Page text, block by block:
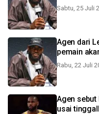
Sabtu, 25 Juli
Agen dari
pemain
Rabu, 22 Juli
Agen sebut
usai